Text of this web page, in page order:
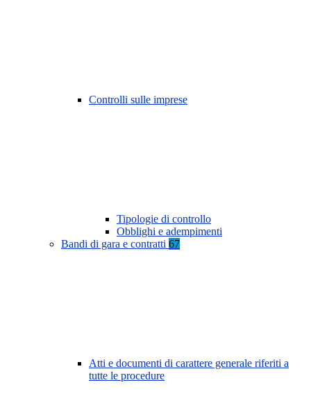
Controlli sulle imprese
Tipologie di controllo
Obblighi e adempimenti
Bandi di gara e contratti 67
Atti e documenti di carattere generale riferiti a
tutte le procedure